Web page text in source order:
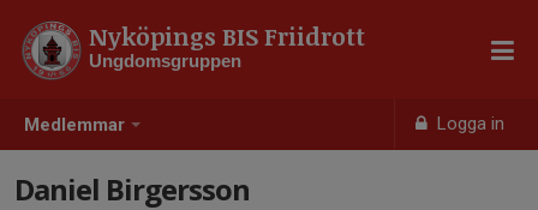
Medlemmar Logga in
Nyköpings BIS Friidrott
Ungdomsgruppen
Daniel Birgersson